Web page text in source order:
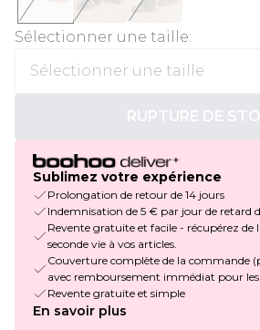
Sélectionner une taille:
RUPTURE DE
Sublimez votre expérience
Prolongation de retour de 14 jours
Indemnisation de 5 € par jour de retard
Revente gratuite et facile - récupérez de
seconde vie à vos articles.
Couverture complète de la commande
avec remboursement immédiat pour
Revente gratuite et simple
En savoir plus